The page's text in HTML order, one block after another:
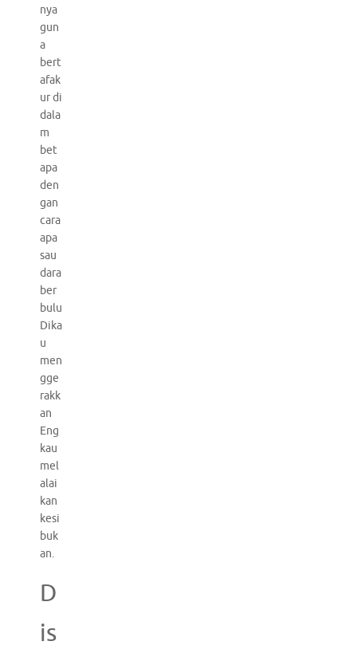
nya
gun
a
bert
afak
ur di
dala
m
bet
apa
den
gan
cara
apa
sau
dara
ber
bulu
Dika
u
men
gge
rakk
an
Eng
kau
mel
alai
kan
kesi
buk
an.
D
is